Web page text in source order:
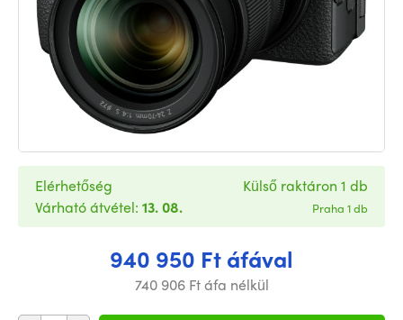
940 950 Ft áfával
740 906 Ft áfa nélkül
Elérhetőség
Várható átvétel: 13. 08.
Külső raktáron 1 db
Praha 1 db